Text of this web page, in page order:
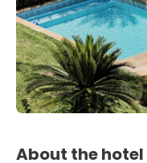
About the hotel